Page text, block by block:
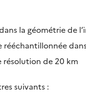
la géométrie de
résolution de 20 km
suivants :